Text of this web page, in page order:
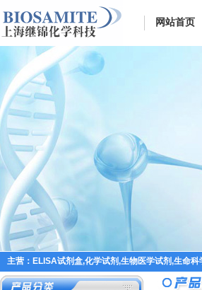
网站首页
主营：ELISA试剂盒,化学试剂,生物医学试剂,生命科